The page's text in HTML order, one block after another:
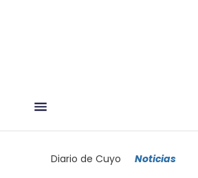
Diario de Cuyo Noticias